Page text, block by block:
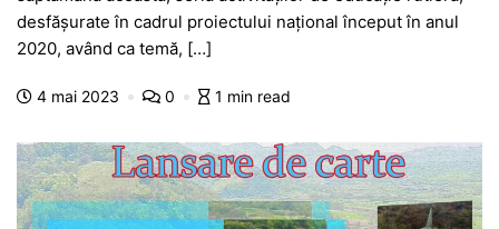
e
b
o
k
s
A
p
s
e
n
er
er gr
m
s
g
je
desfășurate în cadrul proiectului național început în anul
2020, având ca temă, […]
4 mai 2023 0 1 min read